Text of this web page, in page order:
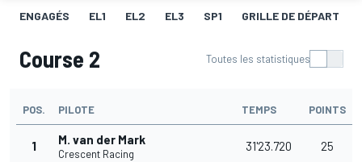
ENGAGÉS EL1 EL2 EL3 SP1 GRILLE DE DÉPART
Course 2 Toutes les statistiques
POS. PILOTE TEMPS POINTS
1 M. van der Mark
Crescent Racing
31'23.720 25